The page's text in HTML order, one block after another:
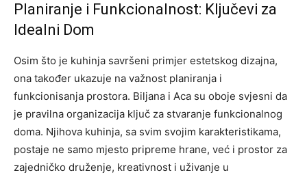
Planiranje i Funkcionalnost: Ključevi za
Idealni Dom
Osim što je kuhinja savršeni primjer estetskog dizajna,
ona također ukazuje na važnost planiranja i
funkcionisanja prostora. Biljana i Aca su oboje svjesni da
je pravilna organizacija ključ za stvaranje funkcionalnog
doma. Njihova kuhinja, sa svim svojim karakteristikama,
postaje ne samo mjesto pripreme hrane, već i prostor za
zajedničko druženje, kreativnost i uživanje u